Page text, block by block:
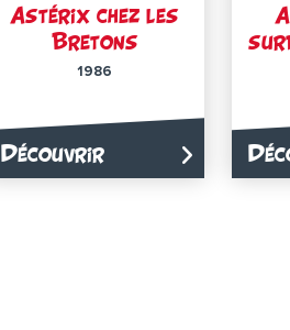
Astérix chez les
Bretons
1986
Découvrir